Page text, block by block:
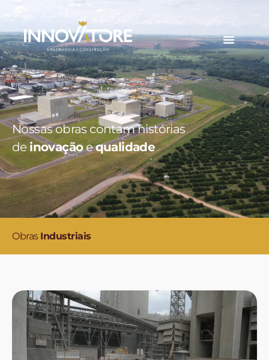
Nossas obras contam histórias
de inovaçãoequalidade
Obras Industriais